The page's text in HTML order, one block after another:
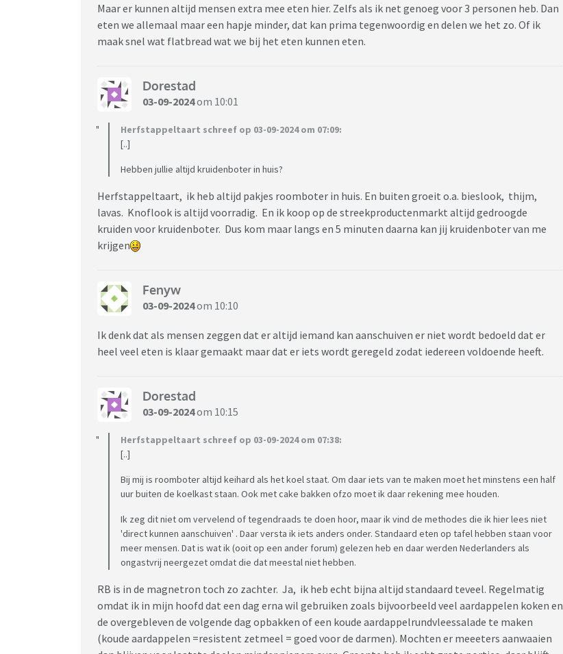
Maar er kunnen altijd mensen extra mee eten hier. Zelfs als ik net genoeg voor 3 personen heb. Dan
eten we allemaal maar een hapje minder, dat kan prima tegenwoordig en delen we het zo. Of ik
maak snel wat flatbread wat we bij het eten kunnen eten.
Dorestad
03-09-2024om 10:01
Herfstappeltaart schreef op 03-09-2024 om 07:09:
[..]
Hebben jullie altijd kruidenboter in huis?
Herfstappeltaart, ik heb altijd pakjes roomboter in huis. En buiten groeit o.a. bieslook, thijm,
lavas. Knoflook is altijd voorradig. En ik koop op de streekproductenmarkt altijd gedroogde
kruiden voor kruidenboter. Dus kom maar langs en 5 minuten daarna kan jij kruidenboter van me
krijgen
Fenyw
03-09-2024om 10:10
Ik denk dat als mensen zeggen dat er altijd iemand kan aanschuiven er niet wordt bedoeld dat er
heel veel eten is klaar gemaakt maar dat er iets wordt geregeld zodat iedereen voldoende heeft.
Dorestad
03-09-2024om 10:15
Herfstappeltaart schreef op 03-09-2024 om 07:38:
[..]
Bij mij is roomboter altijd keihard als het koel staat. Om daar iets van te maken moet het minstens een half
uur buiten de koelkast staan. Ook met cake bakken ofzo moet ik daar rekening mee houden.
Ik zeg dit niet om vervelend of tegendraads te doen hoor, maar ik vind de methodes die ik hier lees niet
'direct kunnen aanschuiven' . Daar versta ik iets anders onder. Standaard eten op tafel hebben staan voor
meer mensen. Dat is wat ik (ooit op een ander forum) gelezen heb en daar werden Nederlanders als
ongastvrij neergezet omdat die dat meestal niet hebben.
RB is in de magnetron toch zo zachter. Ja, ik heb echt bijna altijd standaard teveel. Regelmatig
omdat ik in mijn hoofd dat een dag erna wil gebruiken zoals bijvoorbeeld veel aardappelen koken en
de overgebleven de volgende dag opbakken of een koude aardappelrundvleessalade te maken
(koude aardappelen =resistent zetmeel = goed voor de darmen). Mochten er meeeters aanwaaien